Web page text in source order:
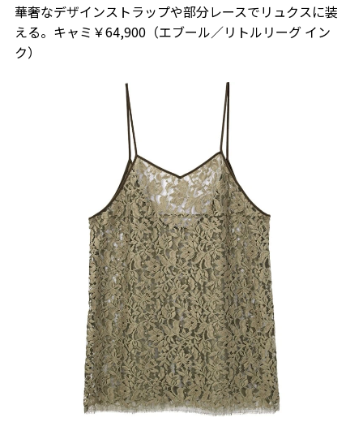
華奢なデザインストラップや部分レースでリュクスに装
える。キャミ￥64,900（エブール／リトルリーグ イン
ク）